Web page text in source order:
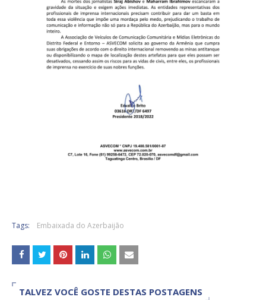
Tags: Embaixada do Azerbaijão
TALVEZ VOCÊ GOSTE DESTAS POSTAGENS